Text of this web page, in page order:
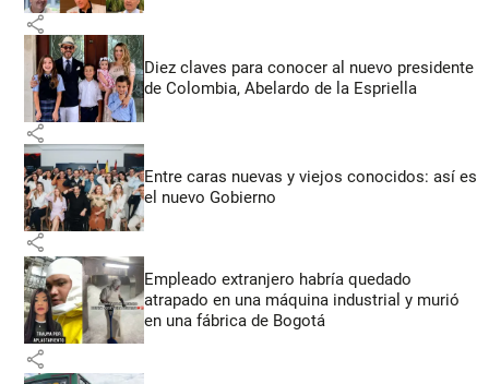
share
Diez claves para conocer al nuevo presidente
de Colombia, Abelardo de la Espriella
share
Entre caras nuevas y viejos conocidos: así es
el nuevo Gobierno
share
Empleado extranjero habría quedado
atrapado en una máquina industrial y murió
en una fábrica de Bogotá
share